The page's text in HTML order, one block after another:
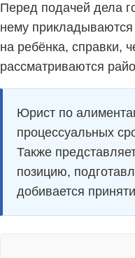
Перед подачей дела
нему прикладываются
на ребёнка, справки,
рассматриваются
Юрист по
процессуальных
Также
позицию,
добивается